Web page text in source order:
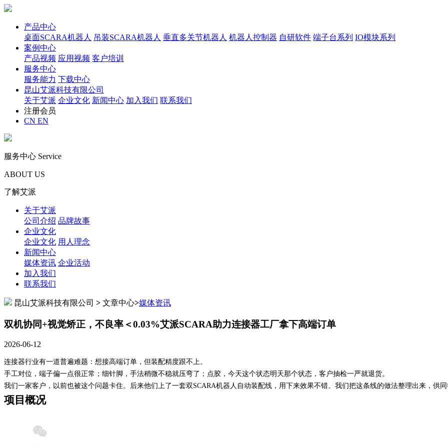
产品中心
桌面SCARA机器人 吊装SCARA机器人 垂直多关节机器人 机器人控制器 自研软件 端子台系列 IO模块系列
案例中心
产品视频 应用视频 客户培训
服务中心
服务能力 下载中心
昆山艾派科技有限公司
关于艾派 企业文化 新闻中心 加入我们 联系我们
注册会员
CN EN
服务中心 Service
ABOUT US
了解艾派
关于艾派
公司介绍 品牌故事
企业文化
企业文化 用人理念
新闻中心
媒体资讯 企业活动
加入我们
联系我们
昆山艾派科技有限公司 > 文章中心>媒体资讯
双机协同+视觉矫正，不良率＜0.03%艾派SCARA助力连接器工厂拿下高端订单
2026-06-12
连接器行业有一道普遍难题：想接高端订单，但装配精度跟不上。
手工对位，端子偏一点很正常；细针脚，手法稍微不稳就压弯了；点胶，今天这个状态明天那个状态，客户抽检一严就退货。
我们一家客户，以前也被这个问题卡住。后来他们上了一套双SCARA机器人自动装配线，用下来效果不错。我们把这条线的做法整理出来，供同
项目概况